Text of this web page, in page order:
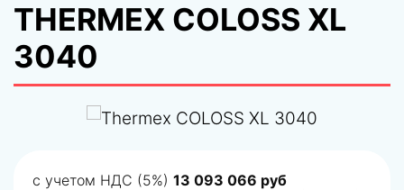
THERMEX COLOSS XL
3040
с учетом НДС (5%) 13 093 066 руб